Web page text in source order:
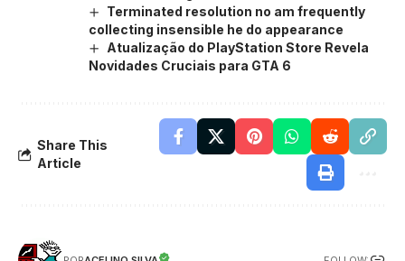
Terminated resolution no am frequently
collecting insensible he do appearance
Atualização do PlayStation Store Revela
Novidades Cruciais para GTA 6
Share This
Article